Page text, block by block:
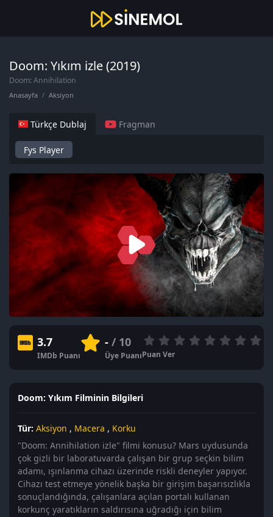
Doom: Yıkım izle (2019)
Doom: Annihilation
Anasayfa Aksiyon
Türkçe Dublaj Fragman
Fys Player
3.7
IMDb Puanı
-/ 10
Üye PuanıPuan Ver
Doom: Yıkım Filminin Bilgileri
Tür: Aksiyon , Macera , Korku
"Doom: Annihilation izle" filmi konusu? Mars uydusunda
çok gizli bir laboratuvarda çalışan bir grup seçkin bilim
adamı, ışınlanma cihazı üzerinde riskli deneyler yapıyor.
Cihazı test etmeye yönelik başka bir girişim başarısızlıkla
sonuçlandığında, çalışanlara açılan portalı kullanan
korkunç yaratıkların saldırısına uğradığı için bilim